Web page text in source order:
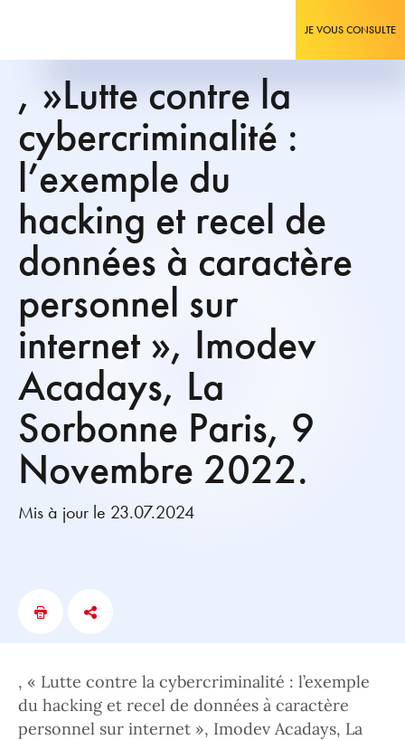
JE VOUS CONSULTE
, »Lutte contre la
cybercriminalité :
l’exemple du
hacking et recel de
données à caractère
personnel sur
internet », Imodev
Acadays, La
Sorbonne Paris, 9
Novembre 2022.
Mis à jour le 23.07.2024
, « Lutte contre la cybercriminalité : l’exemple
du hacking et recel de données à caractère
personnel sur internet », Imodev Acadays, La